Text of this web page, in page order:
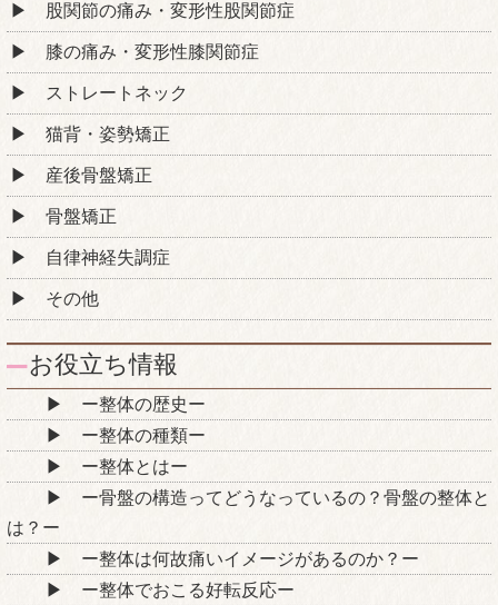
股関節の痛み・変形性股関節症
膝の痛み・変形性膝関節症
ストレートネック
猫背・姿勢矯正
産後骨盤矯正
骨盤矯正
自律神経失調症
その他
お役立ち情報
ー整体の歴史ー
ー整体の種類ー
ー整体とはー
ー骨盤の構造ってどうなっているの？骨盤の整体と
は？ー
ー整体は何故痛いイメージがあるのか？ー
ー整体でおこる好転反応ー